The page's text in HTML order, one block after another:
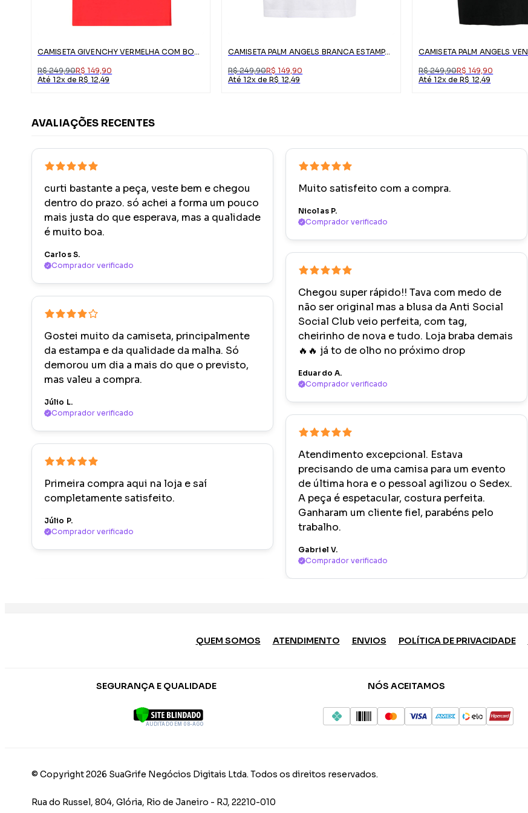
R$ 249,90R$ 149,90
Até 12x de R$ 12,49
CAMISETA PALM ANGELS BRANCA ESTAMPA URSO
R$ 249,90R$ 149,90
Até 12x de R$ 12,49
R$ 249,90R$ 149,90
Até 12x de R$ 12,49
AVALIAÇÕES RECENTES
curti bastante a peça, veste bem e chegou
dentro do prazo. só achei a forma um pouco
mais justa do que esperava, mas a qualidade
é muito boa.
Carlos S.
Comprador verificado
Gostei muito da camiseta, principalmente
da estampa e da qualidade da malha. Só
demorou um dia a mais do que o previsto,
mas valeu a compra.
Júlio L.
Comprador verificado
Primeira compra aqui na loja e saí
completamente satisfeito.
Júlio P.
Comprador verificado
Muito satisfeito com a compra.
Nicolas P.
Comprador verificado
Chegou super rápido!! Tava com medo de
não ser original mas a blusa da Anti Social
Social Club veio perfeita, com tag,
cheirinho de nova e tudo. Loja braba demais
🔥🔥 já to de olho no próximo drop
Eduardo A.
Comprador verificado
Atendimento excepcional. Estava
precisando de uma camisa para um evento
de última hora e o pessoal agilizou o Sedex.
A peça é espetacular, costura perfeita.
Ganharam um cliente fiel, parabéns pelo
trabalho.
Gabriel V.
Comprador verificado
QUEM SOMOS ATENDIMENTO ENVIOS POLÍTICA DE PRIVACIDADE
SEGURANÇA E QUALIDADE
AUDITADO EM 08-AGO
NÓS ACEITAMOS
© Copyright 2026 SuaGrife Negócios Digitais Ltda. Todos os direitos reservados.
Rua do Russel, 804, Glória, Rio de Janeiro - RJ, 22210-010